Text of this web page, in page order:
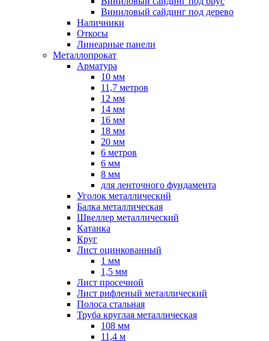
Виниловый сайдинг под дерево
Наличники
Откосы
Линеарные панели
Металлопрокат
Арматура
10 мм
11,7 метров
12 мм
14 мм
16 мм
18 мм
20 мм
6 метров
6 мм
8 мм
для ленточного фундамента
Уголок металлический
Балка металлическая
Швеллер металлический
Катанка
Круг
Лист оцинкованный
1 мм
1,5 мм
Лист просечной
Лист рифленый металлический
Полоса стальная
Труба круглая металлическая
108 мм
11,4 м